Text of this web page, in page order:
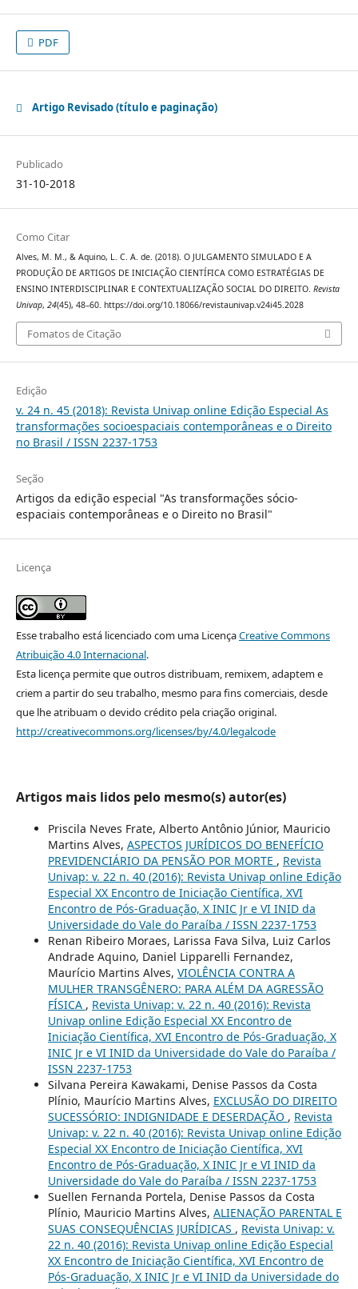
PDF
Artigo Revisado (título e paginação)
Publicado
31-10-2018
Como Citar
Alves, M. M., & Aquino, L. C. A. de. (2018). O JULGAMENTO SIMULADO E A
PRODUÇÃO DE ARTIGOS DE INICIAÇÃO CIENTÍFICA COMO ESTRATÉGIAS DE
ENSINO INTERDISCIPLINAR E CONTEXTUALIZAÇÃO SOCIAL DO DIREITO. Revista
Univap, 24(45), 48–60. https://doi.org/10.18066/revistaunivap.v24i45.2028
Fomatos de Citação
Edição
v. 24 n. 45 (2018): Revista Univap online Edição Especial As
transformações socioespaciais contemporâneas e o Direito
no Brasil / ISSN 2237-1753
Seção
Artigos da edição especial "As transformações sócio-
espaciais contemporâneas e o Direito no Brasil"
Licença
Esse trabalho está licenciado com uma LicençaCreative Commons
Atribuição 4.0 Internacional.
Esta licença permite que outros distribuam, remixem, adaptem e
criem a partir do seu trabalho, mesmo para fins comerciais, desde
que lhe atribuam o devido crédito pela criação original.
http://creativecommons.org/licenses/by/4.0/legalcode
Artigos mais lidos pelo mesmo(s) autor(es)
Priscila Neves Frate, Alberto Antônio Júnior, Mauricio
Martins Alves, ASPECTOS JURÍDICOS DO BENEFÍCIO
PREVIDENCIÁRIO DA PENSÃO POR MORTE , Revista
Univap: v. 22 n. 40 (2016): Revista Univap online Edição
Especial XX Encontro de Iniciação Científica, XVI
Encontro de Pós-Graduação, X INIC Jr e VI INID da
Universidade do Vale do Paraíba / ISSN 2237-1753
Renan Ribeiro Moraes, Larissa Fava Silva, Luiz Carlos
Andrade Aquino, Daniel Lipparelli Fernandez,
Maurício Martins Alves, VIOLÊNCIA CONTRA A
MULHER TRANSGÊNERO: PARA ALÉM DA AGRESSÃO
FÍSICA , Revista Univap: v. 22 n. 40 (2016): Revista
Univap online Edição Especial XX Encontro de
Iniciação Científica, XVI Encontro de Pós-Graduação, X
INIC Jr e VI INID da Universidade do Vale do Paraíba /
ISSN 2237-1753
Silvana Pereira Kawakami, Denise Passos da Costa
Plínio, Maurício Martins Alves, EXCLUSÃO DO DIREITO
SUCESSÓRIO: INDIGNIDADE E DESERDAÇÃO , Revista
Univap: v. 22 n. 40 (2016): Revista Univap online Edição
Especial XX Encontro de Iniciação Científica, XVI
Encontro de Pós-Graduação, X INIC Jr e VI INID da
Universidade do Vale do Paraíba / ISSN 2237-1753
Suellen Fernanda Portela, Denise Passos da Costa
Plínio, Mauricio Martins Alves, ALIENAÇÃO PARENTAL E
SUAS CONSEQUÊNCIAS JURÍDICAS , Revista Univap: v.
22 n. 40 (2016): Revista Univap online Edição Especial
XX Encontro de Iniciação Científica, XVI Encontro de
Pós-Graduação, X INIC Jr e VI INID da Universidade do